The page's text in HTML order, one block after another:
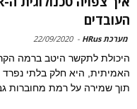
העובדים
מערכת HRus -
22/09/2020
היכולת לתקשר היטב ברמה
האמיתית, היא חלק בלתי נפרד
תוך שמירה על רמת מחוברות